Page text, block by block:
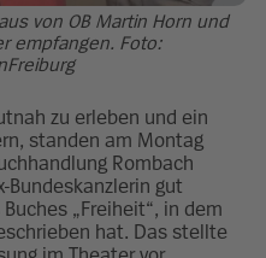
von OB Martin Horn und
empfangen. Foto:
zu erleben und ein
standen am Montag
Rombach
Bundeskanzlerin gut
„Freiheit“, in dem
hat. Das stellte